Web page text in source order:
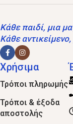
Κάθε παιδί, μια
Κάθε
Χρήσιμα
Τρόποι πληρωμής
Τρόποι & έξοδα
αποστολής